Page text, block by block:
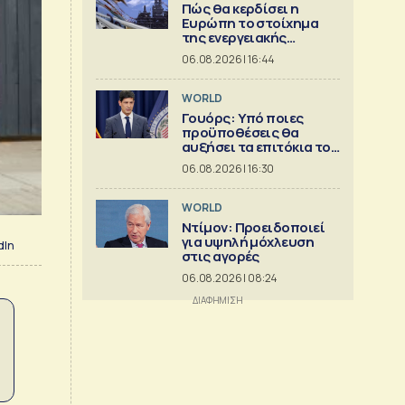
Πώς θα κερδίσει η
Ευρώπη το στοίχημα
της ενεργειακής
ασφάλειας
06.08.2026 | 16:44
WORLD
Γουόρς: Υπό ποιες
προϋποθέσεις θα
αυξήσει τα επιτόκια τον
Σεπτέμβριο
06.08.2026 | 16:30
WORLD
Ντίμον: Προειδοποιεί
για υψηλή μόχλευση
στις αγορές
06.08.2026 | 08:24